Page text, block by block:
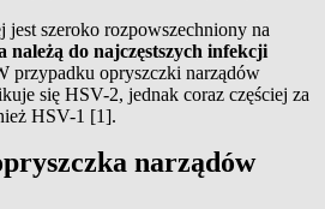
szeroko rozpowszechniony na
należą do najczęstszych infekcji
przypadku opryszczki narządów
się HSV-2, jednak coraz częściej za
HSV-1 [1].
narządów